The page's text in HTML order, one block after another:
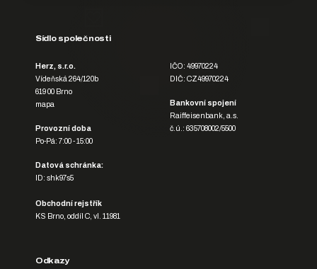
Sídlo společnosti
Herz, s.r.o.
Vídeňská 264/120b
619 00 Brno
mapa
Provozní doba
Po-Pá: 7:00 - 15:00
IČO: 49970224
DIČ: CZ49970224
Bankovní spojení
Raiffeisenbank, a.s.
č.ú.: 635708002/5500
Datová schránka:
ID: shk97s5
Obchodní rejstřík
KS Brno, oddíl C, vl. 11981
Odkazy